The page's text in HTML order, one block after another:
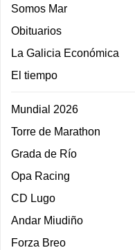
Somos Mar
Obituarios
La Galicia Económica
El tiempo
Mundial 2026
Torre de Marathon
Grada de Río
Opa Racing
CD Lugo
Andar Miudiño
Forza Breo